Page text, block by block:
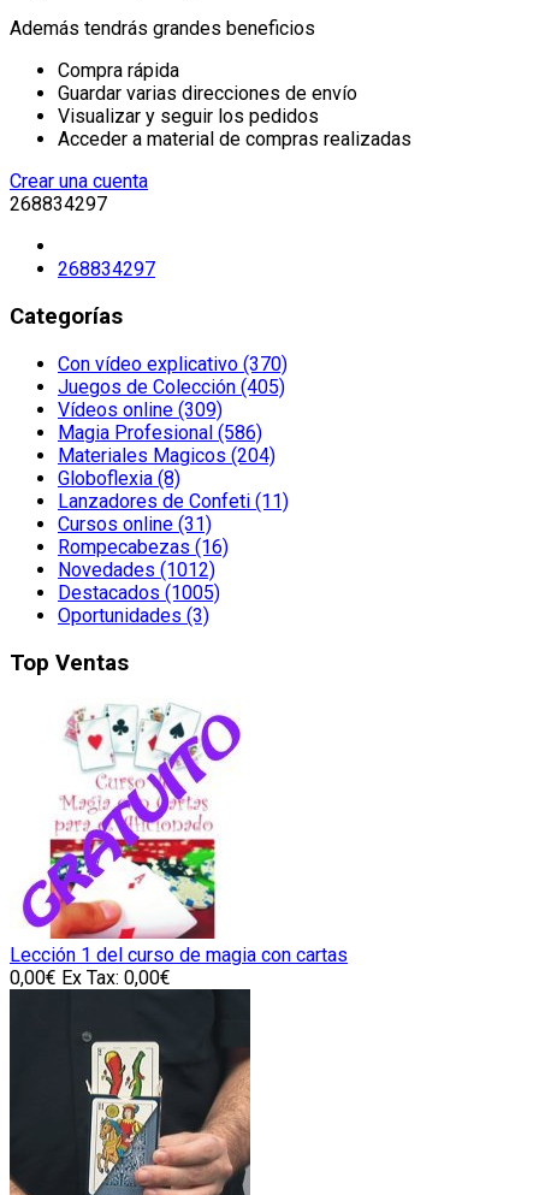
Además tendrás grandes beneficios
Compra rápida
Guardar varias direcciones de envío
Visualizar y seguir los pedidos
Acceder a material de compras realizadas
Crear una cuenta
268834297
268834297
Categorías
Con vídeo explicativo (370)
Juegos de Colección (405)
Vídeos online (309)
Magia Profesional (586)
Materiales Magicos (204)
Globoflexia (8)
Lanzadores de Confeti (11)
Cursos online (31)
Rompecabezas (16)
Novedades (1012)
Destacados (1005)
Oportunidades (3)
Top Ventas
Lección 1 del curso de magia con cartas
0,00€ Ex Tax: 0,00€